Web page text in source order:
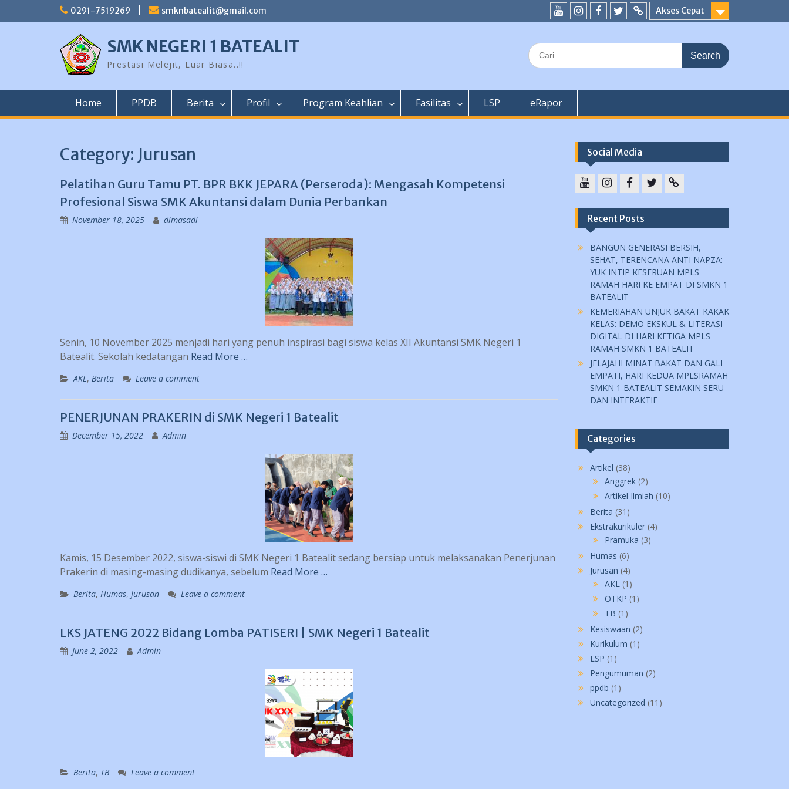
0291-7519269 smknbatealit@gmail.com
Akses Cepat
YouTubeinstagram
Facebook
Twittertiktok
SMK NEGERI 1 BATEALIT
Prestasi Melejit, Luar Biasa..!!
Search
for:
Home PPDB Berita Profil Program Keahlian Fasilitas LSP eRapor
Category: Jurusan
Pelatihan Guru Tamu PT. BPR BKK JEPARA (Perseroda): Mengasah Kompetensi
Profesional Siswa SMK Akuntansi dalam Dunia Perbankan
November 18, 2025 dimasadi
Senin, 10 November 2025 menjadi hari yang penuh inspirasi bagi siswa kelas XII Akuntansi SMK Negeri 1
Batealit. Sekolah kedatangan Read More …
AKL, Berita Leave a comment
PENERJUNAN PRAKERIN di SMK Negeri 1 Batealit
December 15, 2022 Admin
Kamis, 15 Desember 2022, siswa-siswi di SMK Negeri 1 Batealit sedang bersiap untuk melaksanakan Penerjunan
Prakerin di masing-masing dudikanya, sebelum Read More …
Berita, Humas, Jurusan Leave a comment
LKS JATENG 2022 Bidang Lomba PATISERI | SMK Negeri 1 Batealit
June 2, 2022 Admin
Berita, TB Leave a comment
Social Media
Recent Posts
BANGUN GENERASI BERSIH,
SEHAT, TERENCANA ANTI NAPZA:
YUK INTIP KESERUAN MPLS
RAMAH HARI KE EMPAT DI SMKN 1
BATEALIT
KEMERIAHAN UNJUK BAKAT KAKAK
KELAS: DEMO EKSKUL & LITERASI
DIGITAL DI HARI KETIGA MPLS
RAMAH SMKN 1 BATEALIT
JELAJAHI MINAT BAKAT DAN GALI
EMPATI, HARI KEDUA MPLSRAMAH
SMKN 1 BATEALIT SEMAKIN SERU
DAN INTERAKTIF
Categories
Artikel (38)
Anggrek(2)
Artikel Ilmiah (10)
Berita (31)
Ekstrakurikuler(4)
Pramuka (3)
Humas (6)
Jurusan (4)
AKL(1)
OTKP (1)
TB (1)
Kesiswaan (2)
Kurikulum (1)
LSP (1)
Pengumuman (2)
ppdb (1)
Uncategorized (11)